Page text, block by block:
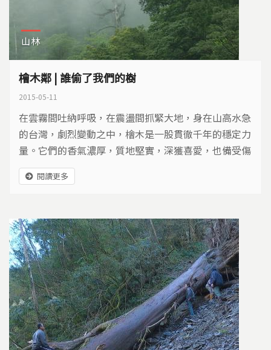
山林
檜木鄰 | 誰偷了我們的樹
2015-05-11
在雲霧間吐納呼吸，在震盪間抓緊大地，身在山高水急
的台灣，劇烈變動之中，檜木是一股貫徹千年的穩定力
量。它們的香氣濃厚，質地堅實，深獲喜愛，也備受傷
害…
閱讀更多